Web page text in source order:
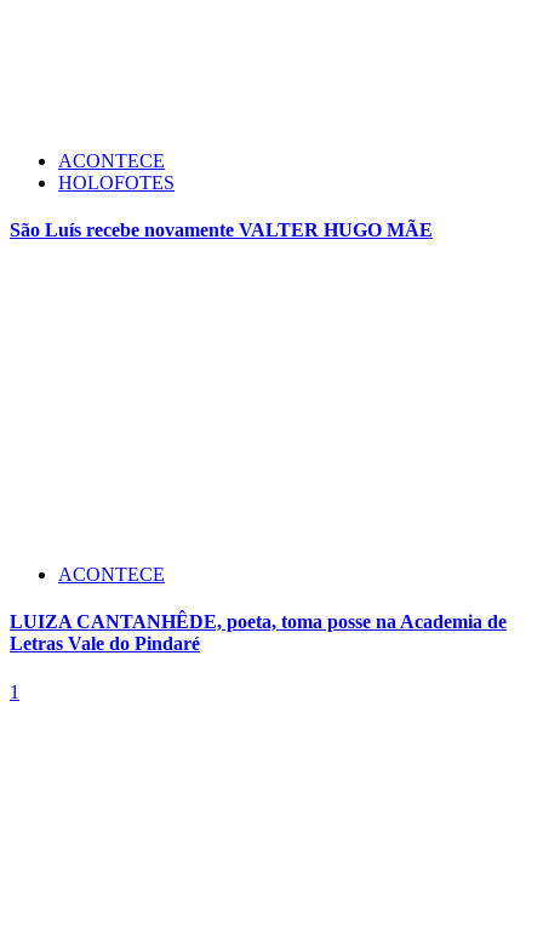
ACONTECE
HOLOFOTES
São Luís recebe novamente VALTER HUGO MÃE
ACONTECE
LUIZA CANTANHÊDE, poeta, toma posse na Academia de
Letras Vale do Pindaré
1